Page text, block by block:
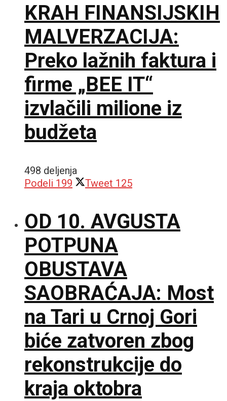
KRAH FINANSIJSKIH
MALVERZACIJA:
Preko lažnih faktura i
firme „BEE IT“
izvlačili milione iz
budžeta
498 deljenja
Podeli 199 Tweet 125
OD 10. AVGUSTA
POTPUNA
OBUSTAVA
SAOBRAĆAJA: Most
na Tari u Crnoj Gori
biće zatvoren zbog
rekonstrukcije do
kraja oktobra